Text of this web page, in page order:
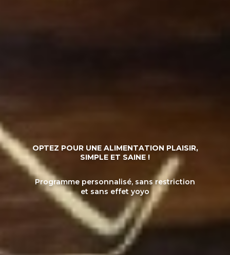
OPTEZ POUR UNE ALIMENTATION PLAISIR,
SIMPLE ET SAINE !
Programme personnalisé, sans restriction
et sans effet yoyo